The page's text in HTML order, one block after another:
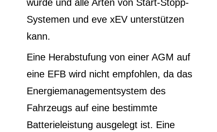
wurde und alle Arten von Start-Stopp-
Systemen und eve xEV unterstützen
kann.
Eine Herabstufung von einer AGM auf
eine EFB wird nicht empfohlen, da das
Energiemanagementsystem des
Fahrzeugs auf eine bestimmte
Batterieleistung ausgelegt ist. Eine